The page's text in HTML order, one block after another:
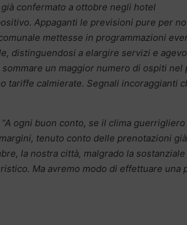
confermato a ottobre negli hotel
Appaganti le previsioni pure per
mettesse in programmazioni
distinguendosi a elargire servizi e
un maggior numero di ospiti
tariffe calmierate. Segnali incoraggianti
“A ogni buon conto, se il clima
tenuto conto delle prenotazioni
la nostra città, malgrado la
Ma avremo modo di effettuare una